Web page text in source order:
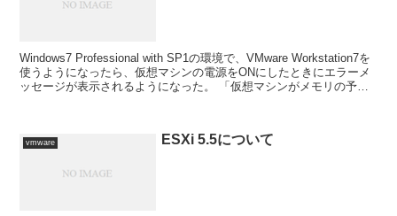
Windows7 Professional with SP1の環境で、VMware Workstation7を
使うようになったら、仮想マシンの電源をONにしたときにエラーメ
ッセージが表示されるようになった。 「仮想マシンがメモリの予約
vmware ESXi 5.5について